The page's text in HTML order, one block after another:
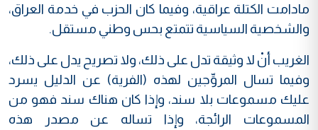
مادامت الكتلة عراقية، وفيما كان الحزب في خدمة العراق،
والشخصية السياسية تتمتع بحس وطني مستقل.
الغريب أنْ لا وثيقة تدل على ذلك، ولا تصريح يدل على ذلك،
وفيما تسال المروِّجين لهذه (الفرية) عن الدليل يسرد
عليك مسموعات بلا سند، وإذا كان هناك سند فهو من
المسموعات الرائجة، وإذا تساله عن مصدر هذه